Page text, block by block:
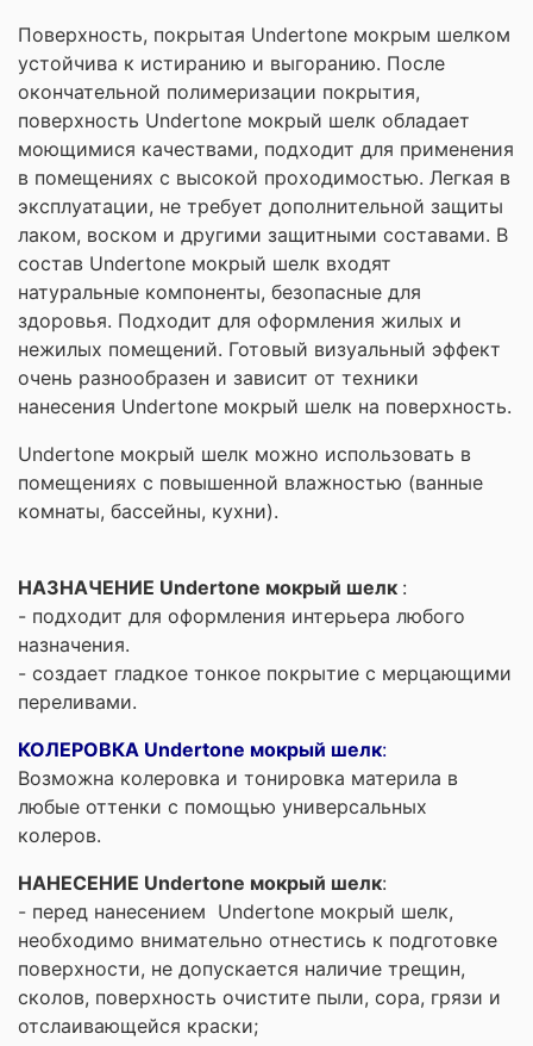
Поверхность, покрытая Undertone мокрым шелком
устойчива к истиранию и выгоранию. После
окончательной полимеризации покрытия,
поверхность Undertone мокрый шелк обладает
моющимися качествами, подходит для применения
в помещениях с высокой проходимостью. Легкая в
эксплуатации, не требует дополнительной защиты
лаком, воском и другими защитными составами. В
состав Undertone мокрый шелк входят
натуральные компоненты, безопасные для
здоровья. Подходит для оформления жилых и
нежилых помещений. Готовый визуальный эффект
очень разнообразен и зависит от техники
нанесения Undertone мокрый шелк на поверхность.
Undertone мокрый шелк можно использовать в
помещениях с повышенной влажностью (ванные
комнаты, бассейны, кухни).
НАЗНАЧЕНИЕ Undertone мокрый шелк :
- подходит для оформления интерьера любого
назначения.
- создает гладкое тонкое покрытие с мерцающими
переливами.
КОЛЕРОВКА Undertone мокрый шелк:
Возможна колеровка и тонировка материла в
любые оттенки с помощью универсальных
колеров.
НАНЕСЕНИЕ Undertone мокрый шелк:
- перед нанесением Undertone мокрый шелк,
необходимо внимательно отнестись к подготовке
поверхности, не допускается наличие трещин,
сколов, поверхность очистите пыли, сора, грязи и
отслаивающейся краски;